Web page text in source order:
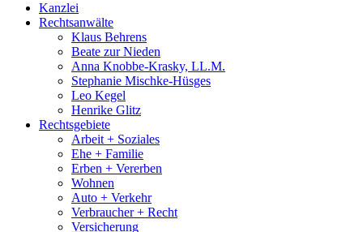
Kanzlei
Rechtsanwälte
Klaus Behrens
Beate zur Nieden
Anna Knobbe-Krasky, LL.M.
Stephanie Mischke-Hüsges
Leo Kegel
Henrike Glitz
Rechtsgebiete
Arbeit + Soziales
Ehe + Familie
Erben + Vererben
Wohnen
Auto + Verkehr
Verbraucher + Recht
Versicherung